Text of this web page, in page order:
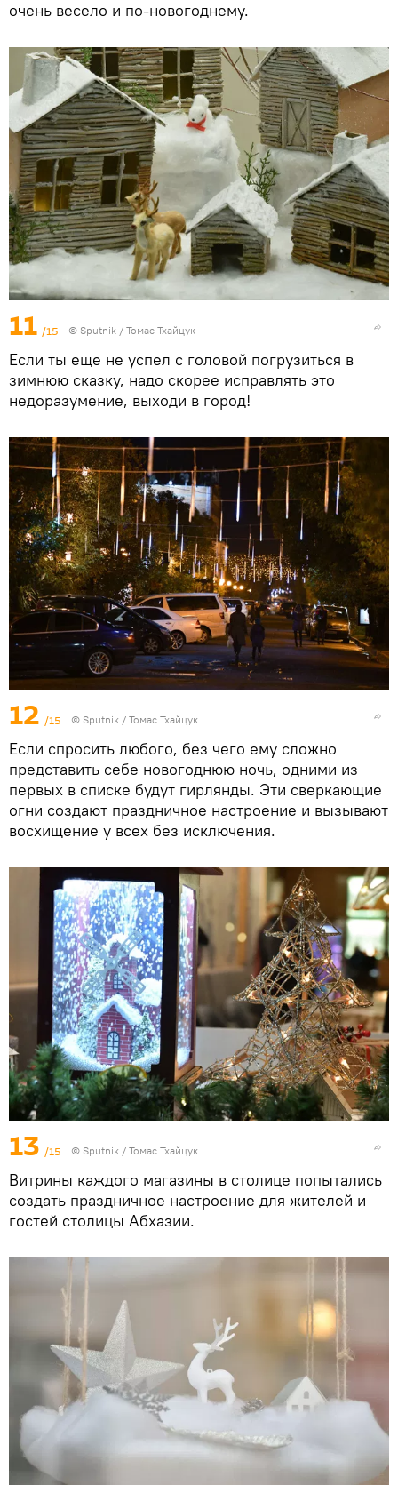
очень весело и по-новогоднему.
11 /15 © Sputnik / Томас Тхайцук
Если ты еще не успел с головой погрузиться в
зимнюю сказку, надо скорее исправлять это
недоразумение, выходи в город!
12 /15 © Sputnik / Томас Тхайцук
Если спросить любого, без чего ему сложно
представить себе новогоднюю ночь, одними из
первых в списке будут гирлянды. Эти сверкающие
огни создают праздничное настроение и вызывают
восхищение у всех без исключения.
13 /15 © Sputnik / Томас Тхайцук
Витрины каждого магазины в столице попытались
создать праздничное настроение для жителей и
гостей столицы Абхазии.